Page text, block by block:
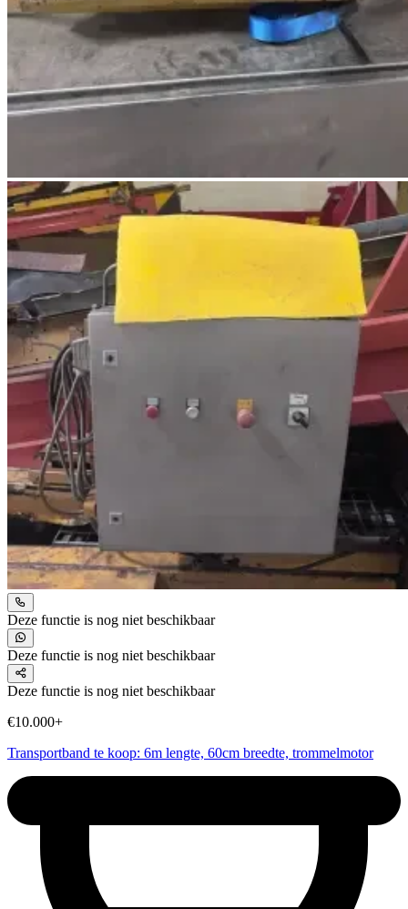
Deze functie is nog niet beschikbaar
Deze functie is nog niet beschikbaar
Deze functie is nog niet beschikbaar
€10.000+
Transportband te koop: 6m lengte, 60cm breedte, trommelmotor